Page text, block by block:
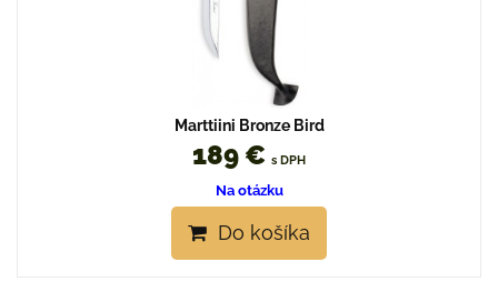
Marttiini Bronze Bird
189 € s DPH
Na otázku
Do košíka